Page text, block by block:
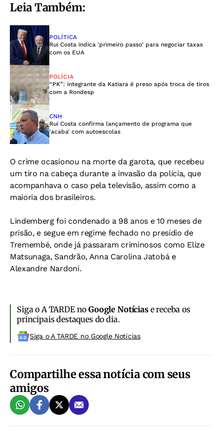
Leia Também:
POLÍTICA
Rui Costa indica 'primeiro passo' para negociar taxas
com os EUA
POLÍCIA
“PK”: integrante da Katiara é preso após troca de tiros
com a Rondesp
CNH
Rui Costa confirma lançamento de programa que
'acaba' com autoescolas
O crime ocasionou na morte da garota, que recebeu
um tiro na cabeça durante a invasão da polícia, que
acompanhava o caso pela televisão, assim como a
maioria dos brasileiros.
Lindemberg foi condenado a 98 anos e 10 meses de
prisão, e segue em regime fechado no presídio de
Tremembé, onde já passaram criminosos como Elize
Matsunaga, Sandrão, Anna Carolina Jatobá e
Alexandre Nardoni.
Siga o A TARDE noGoogle Notíciase receba os
principais destaques do dia.
Siga o A TARDE no Google Noticias
Compartilhe essa notícia com seus
amigos